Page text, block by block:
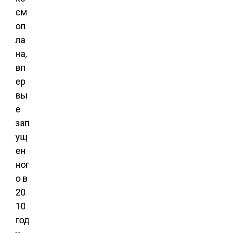
см
оп
ла
на,
вп
ер
вы
е
зап
ущ
ен
ног
о в
20
10
год